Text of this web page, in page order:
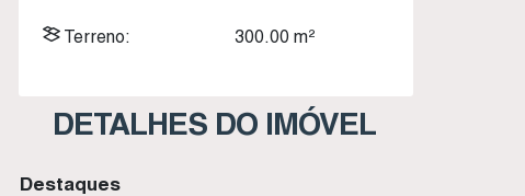
Terreno: 300.00 m²
DETALHES DO IMÓVEL
Destaques